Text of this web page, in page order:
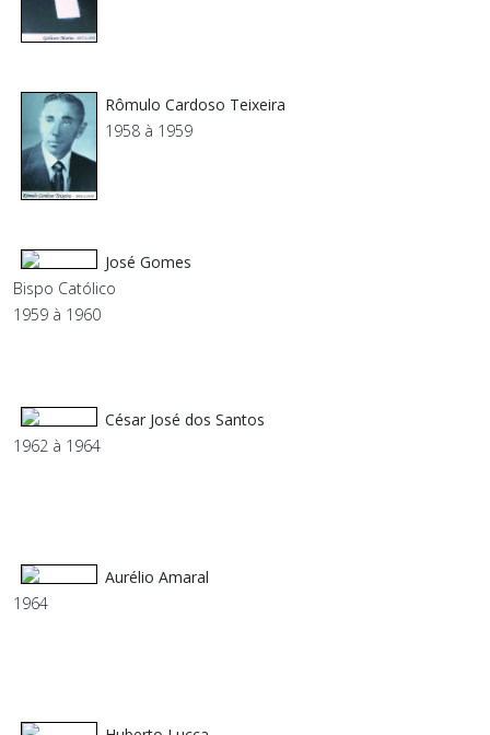
Rômulo Cardoso Teixeira
1958 à 1959
José Gomes
Bispo Católico
1959 à 1960
César José dos Santos
1962 à 1964
Aurélio Amaral
1964